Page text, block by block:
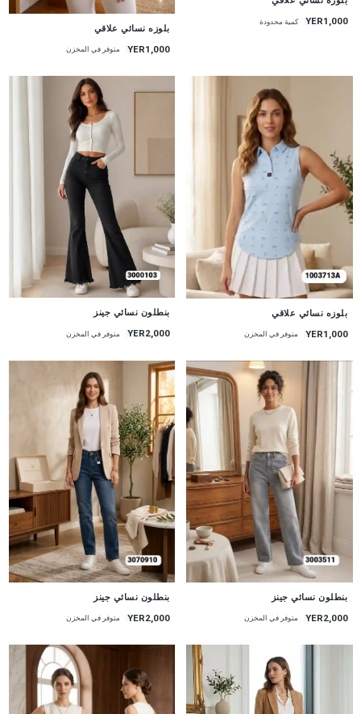
YER1,000 كمية محدودة
بلوزه نسائي علاقي
YER1,000 متوفر في المخزن
بلوزه نسائي علاقي
YER1,000 متوفر في المخزن
جديد
بنطلون نسائي جينز
YER2,000 متوفر في المخزن
بنطلون نسائي جينز
YER2,000 متوفر في المخزن
بنطلون نسائي جينز
YER2,000 متوفر في المخزن